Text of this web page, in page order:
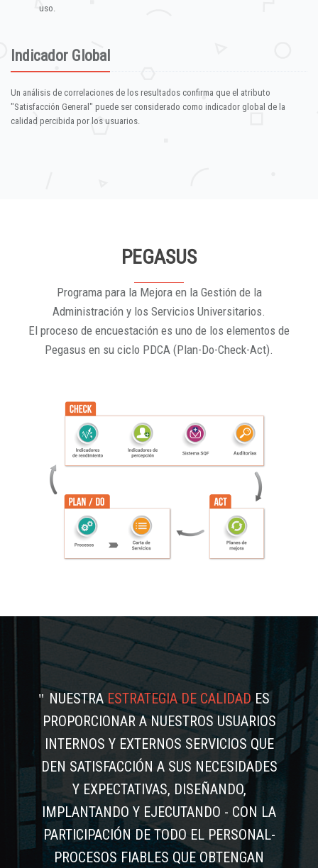
uso.
Indicador Global
Un análisis de correlaciones de los resultados confirma que el atributo
"Satisfacción General" puede ser considerado como indicador global de la
calidad percibida por los usuarios.
PEGASUS
Programa para la Mejora en la Gestión de la
Administración y los Servicios Universitarios.
El proceso de encuestación es uno de los elementos de
Pegasus en su ciclo PDCA (Plan-Do-Check-Act).
NUESTRAESTRATEGIA DE CALIDADES
PROPORCIONAR A NUESTROS USUARIOS
INTERNOS Y EXTERNOS SERVICIOS QUE
DEN SATISFACCIÓN A SUS NECESIDADES
Y EXPECTATIVAS, DISEÑANDO,
IMPLANTANDO Y EJECUTANDO - CON LA
PARTICIPACIÓN DE TODO EL PERSONAL-
PROCESOS FIABLES QUE OBTENGAN